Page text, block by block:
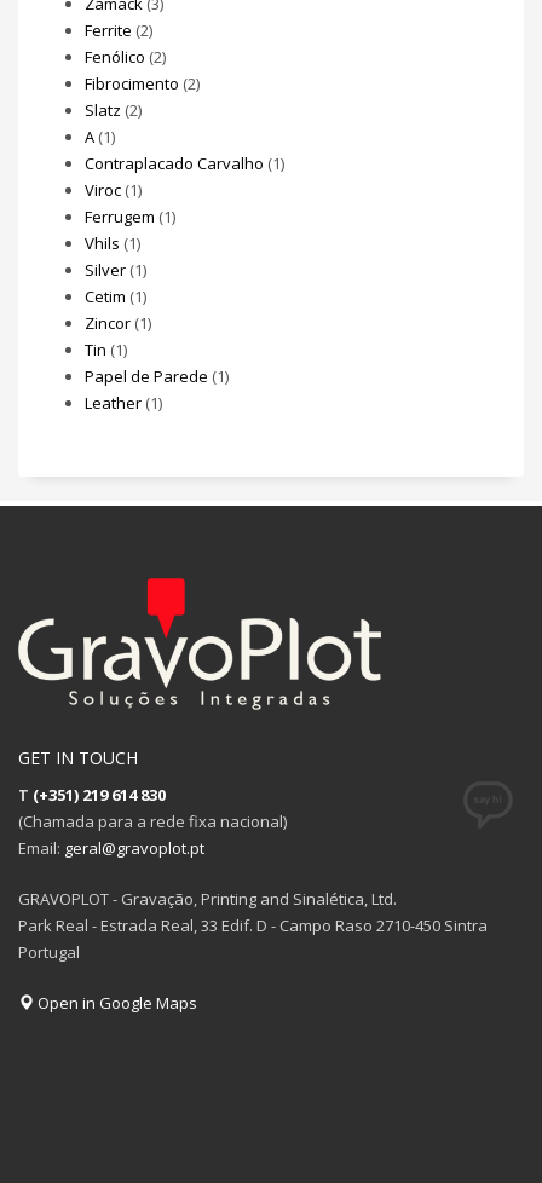
Ferrite (2)
Fenólico (2)
Fibrocimento (2)
Slatz (2)
A (1)
Contraplacado Carvalho (1)
Viroc (1)
Ferrugem (1)
Vhils (1)
Silver (1)
Cetim (1)
Zincor (1)
Tin (1)
Papel de Parede (1)
Leather (1)
GET IN TOUCH
T (+351) 219 614 830
(Chamada para a rede fixa nacional)
Email: geral@gravoplot.pt
GRAVOPLOT - Gravação, Printing and Sinalética, Ltd.
Park Real - Estrada Real, 33 Edif. D - Campo Raso 2710-450 Sintra
Portugal
Open in Google Maps